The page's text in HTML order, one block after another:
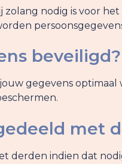
nodig is voor
beveiligd?
gegevens
met
derden indien dat